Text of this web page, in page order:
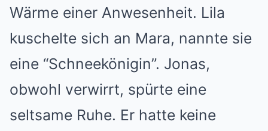
Wärme einer Anwesenheit. Lila
kuschelte sich an Mara, nannte sie
eine “Schneekönigin”. Jonas,
obwohl verwirrt, spürte eine
seltsame Ruhe. Er hatte keine